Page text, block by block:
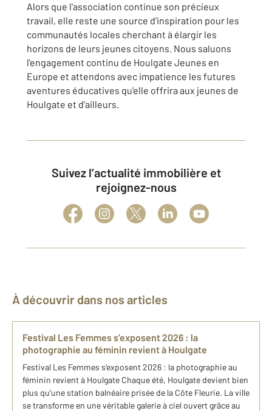
Alors que l'association continue son précieux
travail, elle reste une source d'inspiration pour les
communautés locales cherchant à élargir les
horizons de leurs jeunes citoyens. Nous saluons
l'engagement continu de Houlgate Jeunes en
Europe et attendons avec impatience les futures
aventures éducatives qu'elle offrira aux jeunes de
Houlgate et d'ailleurs.
Suivez l’actualité immobilière et
rejoignez-nous
À découvrir dans nos articles
Festival Les Femmes s’exposent 2026 : la
photographie au féminin revient à Houlgate
Festival Les Femmes s’exposent 2026 : la photographie au
féminin revient à Houlgate Chaque été, Houlgate devient bien
plus qu’une station balnéaire prisée de la Côte Fleurie. La ville
se transforme en une véritable galerie à ciel ouvert grâce au